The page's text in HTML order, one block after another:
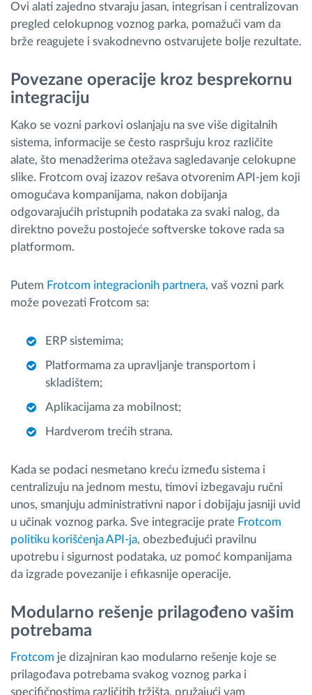
Ovi alati zajedno stvaraju jasan, integrisan i centralizovan
pregled celokupnog voznog parka, pomažući vam da
brže reagujete i svakodnevno ostvarujete bolje rezultate.
Povezane operacije kroz besprekornu
integraciju
Kako se vozni parkovi oslanjaju na sve više digitalnih
sistema, informacije se često raspršuju kroz različite
alate, što menadžerima otežava sagledavanje celokupne
slike. Frotcom ovaj izazov rešava otvorenim API-jem koji
omogućava kompanijama, nakon dobijanja
odgovarajućih pristupnih podataka za svaki nalog, da
direktno povežu postojeće softverske tokove rada sa
platformom.
Putem Frotcom integracionih partnera, vaš vozni park
može povezati Frotcom sa:
ERP sistemima;
Platformama za upravljanje transportom i
skladištem;
Aplikacijama za mobilnost;
Hardverom trećih strana.
Kada se podaci nesmetano kreću između sistema i
centralizuju na jednom mestu, timovi izbegavaju ručni
unos, smanjuju administrativni napor i dobijaju jasniji uvid
u učinak voznog parka. Sve integracije prate Frotcom
politiku korišćenja API-ja, obezbeđujući pravilnu
upotrebu i sigurnost podataka, uz pomoć kompanijama
da izgrade povezanije i efikasnije operacije.
Modularno rešenje prilagođeno vašim
potrebama
Frotcom je dizajniran kao modularno rešenje koje se
prilagođava potrebama svakog voznog parka i
specifičnostima različitih tržišta, pružajući vam